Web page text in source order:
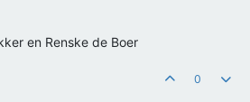
en Renske de Boer
0